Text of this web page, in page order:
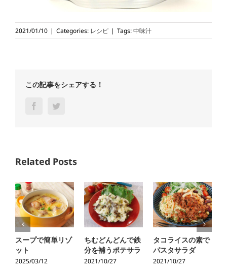
2021/01/10 | Categories: レシピ | Tags:中味汁
この記事をシェアする！
Facebook
Related Posts
スープで簡単リゾ
ット
2025/03/12
ちむどんどんで鉄
分を補うポテサラ
2021/10/27
タコライスの素で
パスタサラダ
2021/10/27